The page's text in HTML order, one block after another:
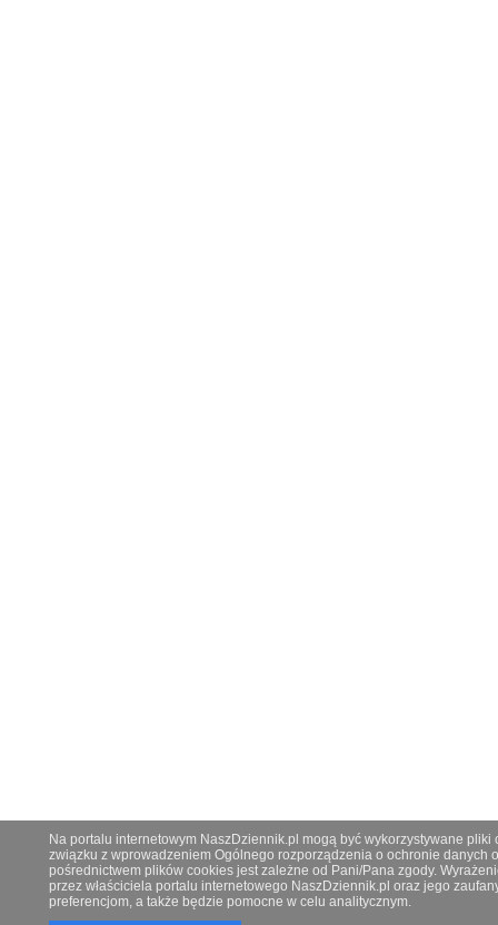
Na portalu internetowym NaszDziennik.pl mogą być wykorzystywane
związku z wprowadzeniem Ogólnego rozporządzenia o ochronie danych
pośrednictwem plików cookies jest zależne od Pani/Pana zgody.
przez właściciela portalu internetowego NaszDziennik.pl oraz jego
preferencjom, a także będzie pomocne w celu analitycznym.